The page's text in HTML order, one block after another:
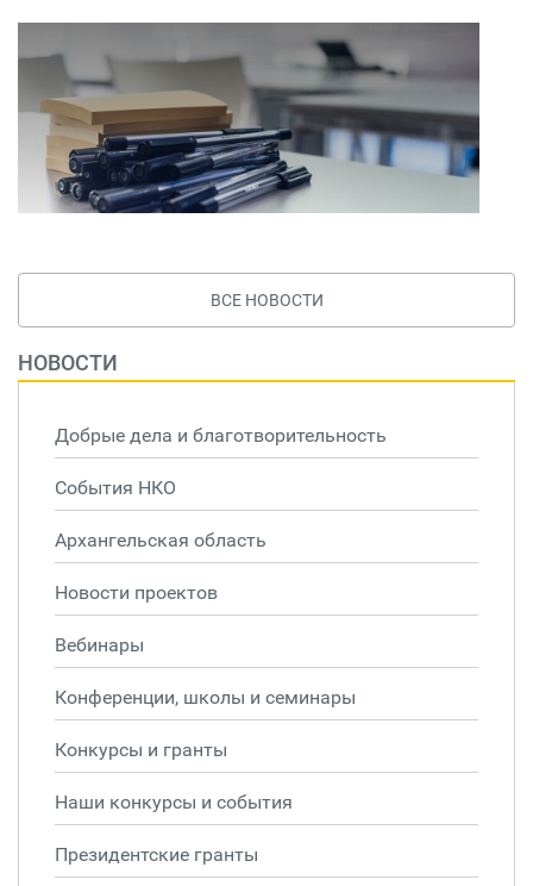
ВСЕ НОВОСТИ
НОВОСТИ
Добрые дела и благотворительность
События НКО
Архангельская область
Новости проектов
Вебинары
Конференции, школы и семинары
Конкурсы и гранты
Наши конкурсы и события
Президентские гранты